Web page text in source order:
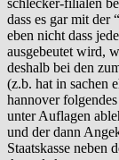
dass es gar mit der
eben nicht dass
ausgebeutet wird,
deshalb bei den
(z.b. hat in sachen
hannover
unter Auflagen
und der dann
Staatskasse neben